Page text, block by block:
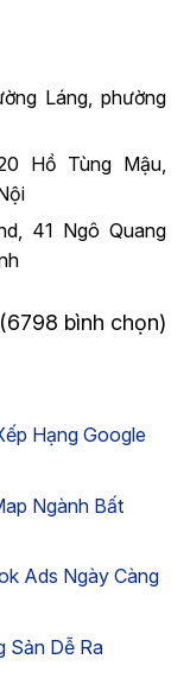
Láng, phường
Hồ Tùng Mậu,
41 Ngô Quang
bình chọn)
Hạng Google
Ngành Bất
Ads Ngày Càng
Sản Dễ Ra